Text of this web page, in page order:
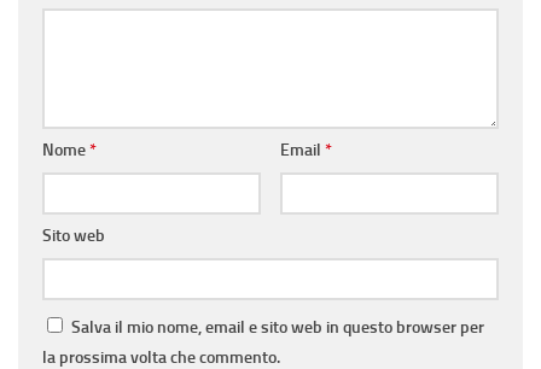
Nome* Email *
Sito web
Salva il mio nome, email e sito web in questo browser per
la prossima volta che commento.